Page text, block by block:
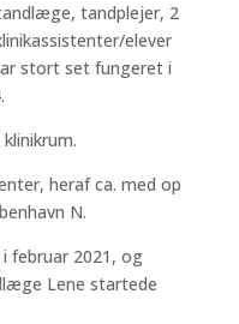
tandplejer, 2
elever
stort set fungeret i
heraf ca. med op
N.
februar 2021, og
Lene startede